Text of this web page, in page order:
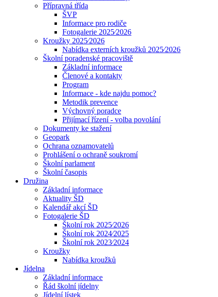
Přípravná třída
ŠVP
Informace pro rodiče
Fotogalerie 2025⁄2026
Kroužky 2025⁄2026
Nabídka externích kroužků 2025⁄2026
Školní poradenské pracoviště
Základní informace
Členové a kontakty
Program
Informace - kde najdu pomoc?
Metodik prevence
Výchovný poradce
Přijímací řízení - volba povolání
Dokumenty ke stažení
Geopark
Ochrana oznamovatelů
Prohlášení o ochraně soukromí
Školní parlament
Školní časopis
Družina
Základní informace
Aktuality ŠD
Kalendář akcí ŠD
Fotogalerie ŠD
Školní rok 2025⁄2026
Školní rok 2024⁄2025
Školní rok 2023⁄2024
Kroužky
Nabídka kroužků
Jídelna
Základní informace
Řád školní jídelny
Jídelní lístek